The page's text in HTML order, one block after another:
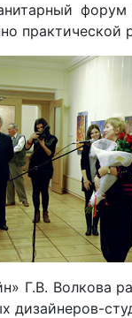
практической
Г.В. Волкова
дизайнеров-